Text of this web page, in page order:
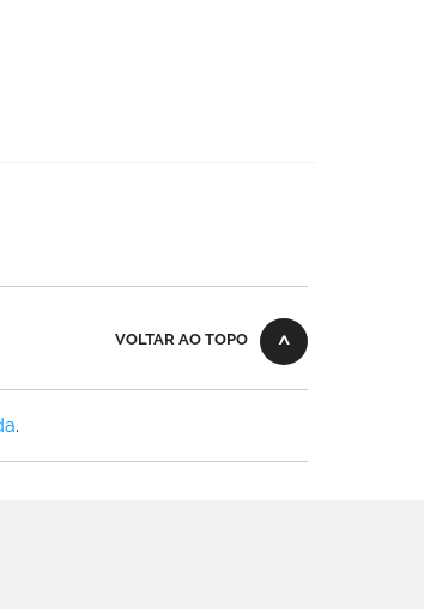
VOLTAR AO TOPO
.